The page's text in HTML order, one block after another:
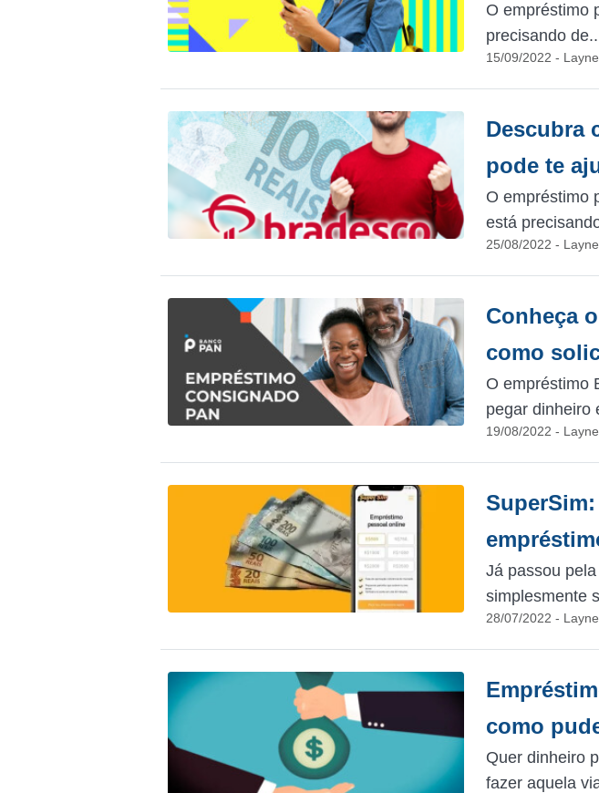
O empréstimo
precisando
15/09/2022 -
Descubra
pode te
O empréstimo
está
25/08/2022 -
Conheça
como
O empréstimo
pegar dinheiro
19/08/2022 -
Já passou
simplesmente
28/07/2022 -
como
Quer dinheiro
fazer aquela